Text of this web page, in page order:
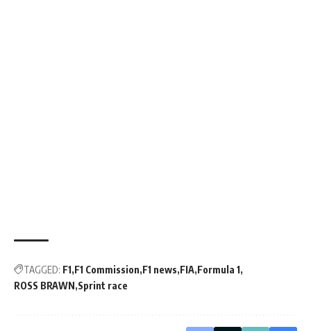
TAGGED: F1 F1 Commission F1 news FIA Formula 1
ROSS BRAWN Sprint race